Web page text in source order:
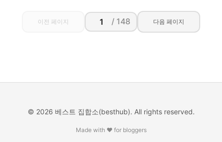
이전 페이지 / 148 다음 페이지
© 2026 베스트 집합소(besthub). All rights reserved.
Made with ❤️ for bloggers